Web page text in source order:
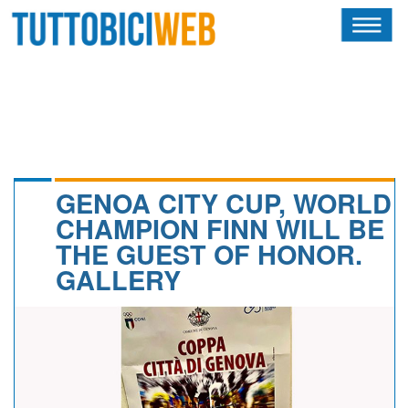
CALENDARIO
GENOA CITY CUP, WORLD
CHAMPION FINN WILL BE
THE GUEST OF HONOR.
GALLERY